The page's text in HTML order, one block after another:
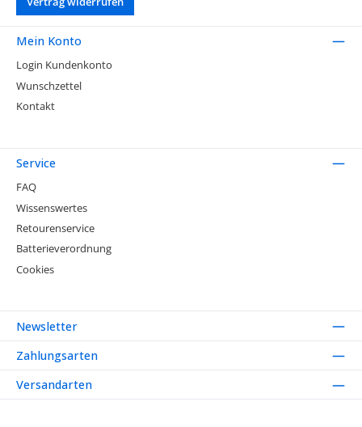
Mein Konto
Login Kundenkonto
Wunschzettel
Kontakt
Service
FAQ
Wissenswertes
Retourenservice
Batterieverordnung
Cookies
Newsletter
Zahlungsarten
Versandarten